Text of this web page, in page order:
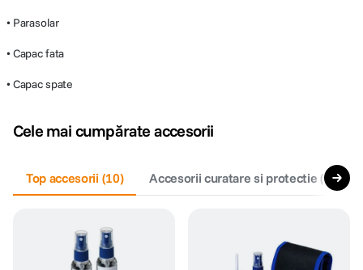
• Parasolar
• Capac fata
• Capac spate
Cele mai cumpărate accesorii
Top accesorii (10) Accesorii curatare si protectie (5 )